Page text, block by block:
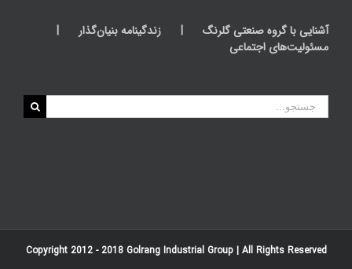
آشنایی با گروه صنعتی گلرنگ
زندگینامه بنیان‌گذار
مسئولیت‌های اجتماعی
جستجو
برای:
Copyright 2012 - 2018 Golrang Industrial Group| All Rights Reserved